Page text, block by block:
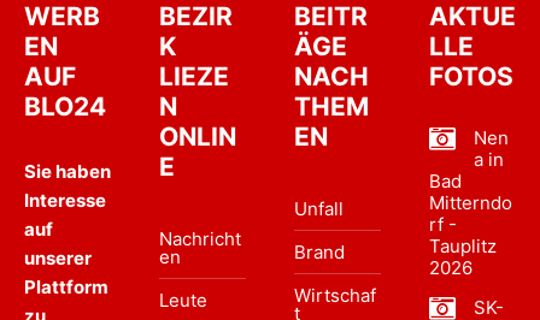
WERB
EN
AUF
BLO24
Sie haben
Interesse
auf
unserer
Plattform
BEZIR
K
LIEZE
N
ONLIN
E
Nachricht
en
Leute
BEITR
ÄGE
NACH
THEM
EN
Unfall
Brand
Wirtschaf
t
AKTUE
LLE
FOTOS
Nen
a in
Bad
Mitterndo
rf -
Tauplitz
2026
SK-